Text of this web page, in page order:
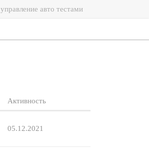
управление авто тестами
Активность
05.12.2021